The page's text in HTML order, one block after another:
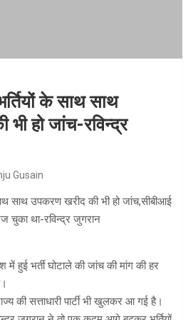
के साथ साथ
हो जांच-रविन्द्र
Gusain
साथ उपकरण खरीद की भी हो जांच,सीबीआई
चुका था-रविन्द्र जुगरान
हुई भर्ती घोटाले की जांच की मांग की हर
की सत्ताधारी पार्टी भी खुलकर आ गई है।